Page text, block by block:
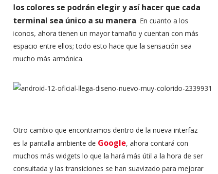
los colores se podrán elegir y así hacer que cada
terminal sea único a su manera. En cuanto a los
iconos, ahora tienen un mayor tamaño y cuentan con más
espacio entre ellos; todo esto hace que la sensación sea
mucho más armónica.
Otro cambio que encontramos dentro de la nueva interfaz
es la pantalla ambiente de Google, ahora contará con
muchos más widgets lo que la hará más útil a la hora de ser
consultada y las transiciones se han suavizado para mejorar